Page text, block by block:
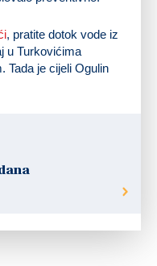
, pratite dotok vode iz
u Turkovićima
Tada je cijeli Ogulin